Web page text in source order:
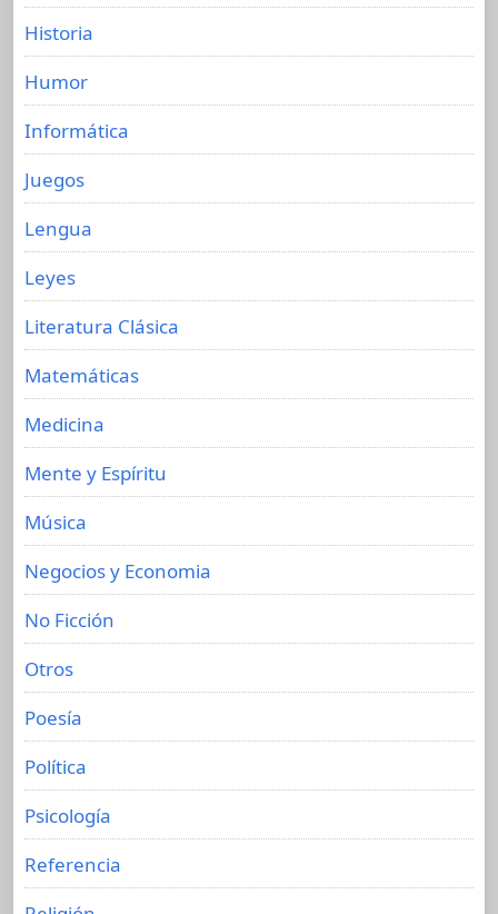
Historia
Humor
Informática
Juegos
Lengua
Leyes
Literatura Clásica
Matemáticas
Medicina
Mente y Espíritu
Música
Negocios y Economia
No Ficción
Otros
Poesía
Política
Psicología
Referencia